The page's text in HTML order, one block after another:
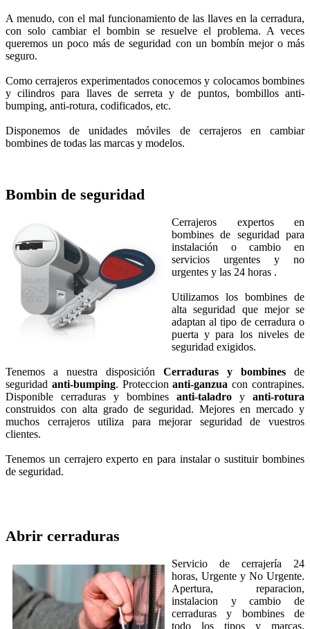
A menudo, con el mal funcionamiento de las llaves en la cerradura,
con solo cambiar el bombin se resuelve el problema. A veces
queremos un poco más de seguridad con un bombín mejor o más
seguro.
Como cerrajeros experimentados conocemos y colocamos bombines
y cilindros para llaves de serreta y de puntos, bombillos anti-
bumping, anti-rotura, codificados, etc.
Disponemos de unidades móviles de cerrajeros en cambiar
bombines de todas las marcas y modelos.
Bombin de seguridad
Cerrajeros expertos en
bombines de seguridad para
instalación o cambio en
servicios urgentes y no
urgentes y las 24 horas .
Utilizamos los bombines de
alta seguridad que mejor se
adaptan al tipo de cerradura o
puerta y para los niveles de
seguridad exigidos.
Tenemos a nuestra disposición Cerraduras y bombines de
seguridad anti-bumping. Proteccionanti-ganzua con contrapines.
Disponible cerraduras y bombines anti-taladro y anti-rotura
construidos con alta grado de seguridad. Mejores en mercado y
muchos cerrajeros utiliza para mejorar seguridad de vuestros
clientes.
Tenemos un cerrajero experto en para instalar o sustituir bombines
de seguridad.
Abrir cerraduras
Servicio de cerrajería 24
horas, Urgente y No Urgente.
Apertura, reparacion,
instalacion y cambio de
cerraduras y bombines de
todo los tipos y marcas.